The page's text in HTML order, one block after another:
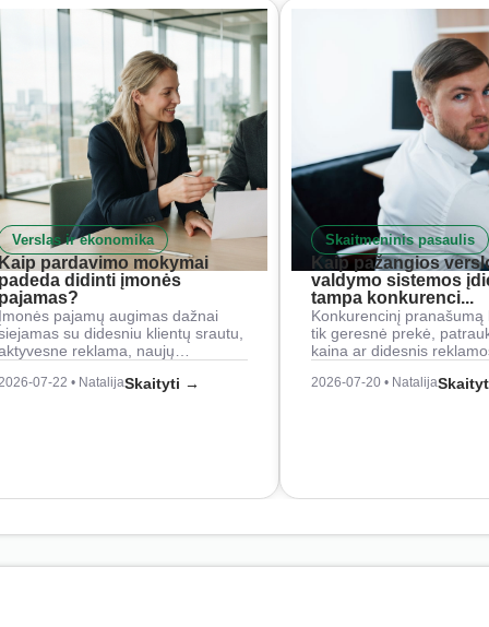
Verslas ir ekonomika
pardavimo mokymai
didinti įmonės
pajamų augimas dažnai
su didesniu klientų srautu,
reklama, naujų…
07-22 • NatalijaSkaityti →
Skaitmeninis pasaulis
Kaip pažangios
valdymo sistemos
tampa konkurenci...
Konkurencinį pranašumą
tik geresnė prekė,
kaina ar didesnis
2026-07-20 • Natalija